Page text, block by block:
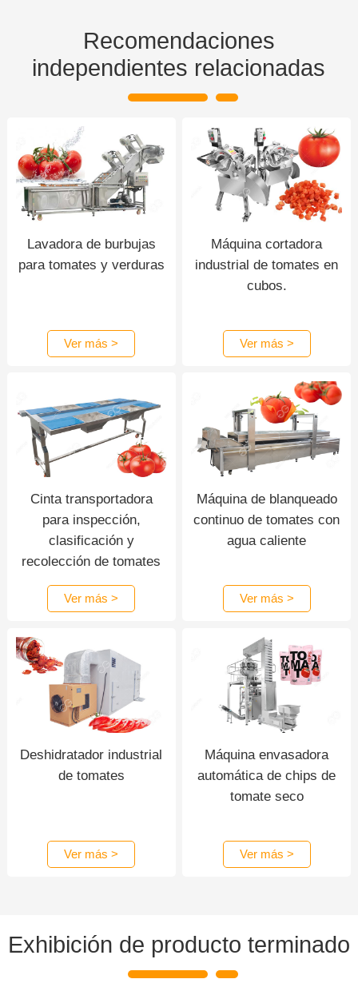
Recomendaciones
independientes relacionadas
Lavadora de burbujas
para tomates y verduras
Ver más >
Máquina cortadora
industrial de tomates en
cubos.
Ver más >
Cinta transportadora
para inspección,
clasificación y
recolección de tomates
de grado alimenticio
Ver más >
Máquina de blanqueado
continuo de tomates con
agua caliente
Ver más >
Deshidratador industrial
de tomates
Ver más >
Máquina envasadora
automática de chips de
tomate seco
Ver más >
Exhibición de producto terminado